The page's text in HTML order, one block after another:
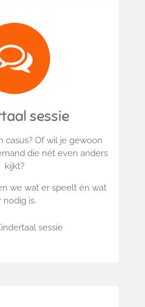
sessie
casus? Of wil je gewoon
die nét even anders
kijkt?
we wat er speelt én wat
nodig is.
sessie